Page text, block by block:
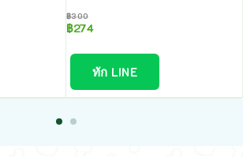
฿300
฿274
ทัก LINE